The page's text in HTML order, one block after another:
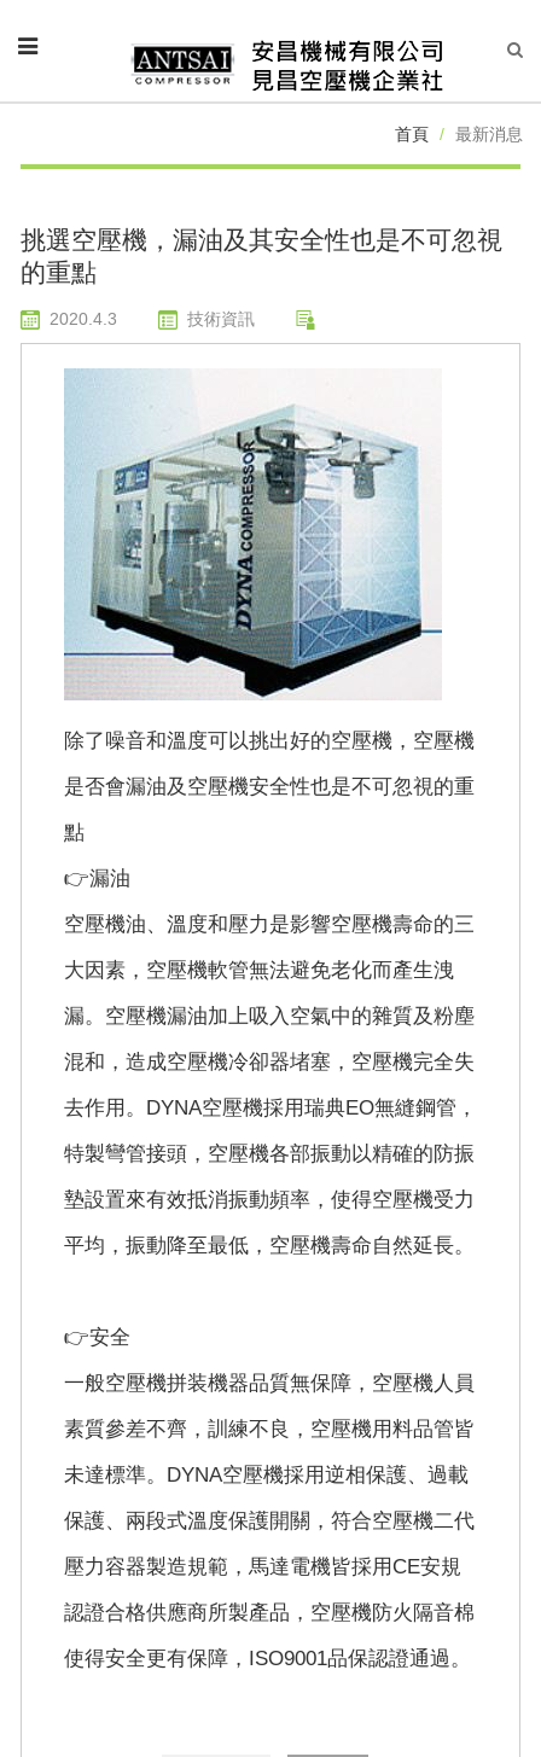
首頁 最新消息
挑選空壓機，漏油及其安全性也是不可忽視
的重點
2020.4.3 技術資訊
除了噪音和溫度可以挑出好的空壓機，空壓機
是否會漏油及空壓機安全性也是不可忽視的重
點
👉漏油
空壓機油、溫度和壓力是影響空壓機壽命的三
大因素，空壓機軟管無法避免老化而產生洩
漏。空壓機漏油加上吸入空氣中的雜質及粉塵
混和，造成空壓機冷卻器堵塞，空壓機完全失
去作用。DYNA空壓機採用瑞典EO無縫鋼管，
特製彎管接頭，空壓機各部振動以精確的防振
墊設置來有效抵消振動頻率，使得空壓機受力
平均，振動降至最低，空壓機壽命自然延長。
👉安全
一般空壓機拼装機器品質無保障，空壓機人員
素質參差不齊，訓練不良，空壓機用料品管皆
未達標準。DYNA空壓機採用逆相保護、過載
保護、兩段式溫度保護開關，符合空壓機二代
壓力容器製造規範，馬達電機皆採用CE安規
認證合格供應商所製產品，空壓機防火隔音棉
使得安全更有保障，ISO9001品保認證通過。